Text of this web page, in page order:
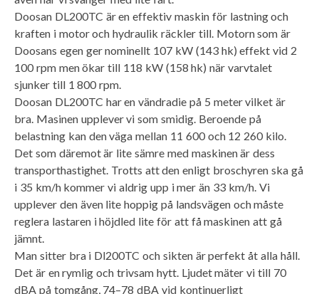
Doosan DL200TC är en effektiv maskin för lastning och
kraften i motor och hydraulik räckler till. Motorn som är
Doosans egen ger nominellt 107 kW (143 hk) effekt vid 2
100 rpm men ökar till 118 kW (158 hk) när varvtalet
sjunker till 1 800 rpm.
Doosan DL200TC har en vändradie på 5 meter vilket är
bra. Masinen upplever vi som smidig. Beroende på
belastning kan den väga mellan 11 600 och 12 260 kilo.
Det som däremot är lite sämre med maskinen är dess
transporthastighet. Trotts att den enligt broschyren ska gå
i 35 km/h kommer vi aldrig upp i mer än 33 km/h. Vi
upplever den även lite hoppig på landsvägen och måste
reglera lastaren i höjdled lite för att få maskinen att gå
jämnt.
Man sitter bra i Dl200TC och sikten är perfekt åt alla håll.
Det är en rymlig och trivsam hytt. Ljudet mäter vi till 70
dBA på tomgång, 74–78 dBA vid kontinuerligt